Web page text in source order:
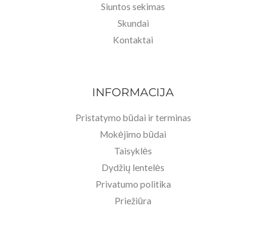
Siuntos sekimas
Skundai
Kontaktai
INFORMACIJA
Pristatymo būdai ir terminas
Mokėjimo būdai
Taisyklės
Dydžių lentelės
Privatumo politika
Priežiūra